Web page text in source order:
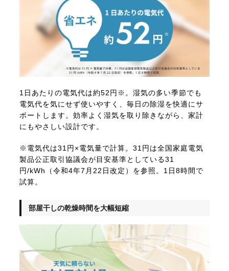
1日あたりの電気代は約52円※。湿気の多い季節でも
電気代を気にせず使いやすく、毎日の除湿を快適にサ
ポートします。効率よく湿気を取り除きながら、家計
にもやさしい設計です。
※電気代は31円×電気量で計算。31円は全国家庭電気
製品公正取引協議会が目安基準としている31
円/kWh（令和4年7月22日改定）を参照。1日8時間で
試算。
部屋干しの乾燥時間を大幅短縮